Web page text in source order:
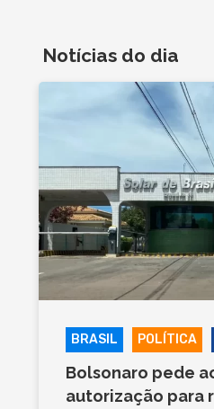
Notícias do dia
BRASIL POLÍTICA
Bolsonaro pede
autorização para